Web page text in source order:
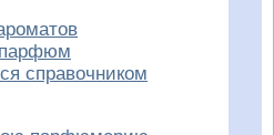
парфюм
справочником